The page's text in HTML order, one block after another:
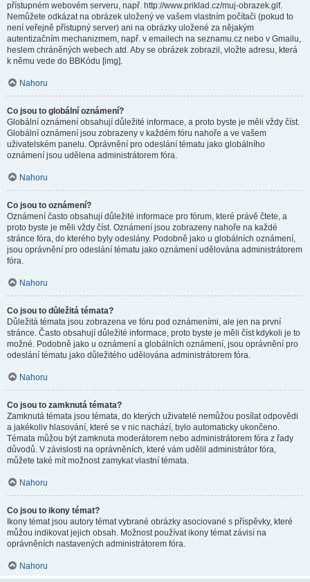
přístupném webovém serveru, např. http://www.priklad.cz/muj-obrazek.gif.
Nemůžete odkázat na obrázek uložený ve vašem vlastním počítači (pokud to
není veřejně přístupný server) ani na obrázky uložené za nějakým
autentizačním mechanizmem, např. v emailech na seznamu.cz nebo v Gmailu,
heslem chráněných webech atd. Aby se obrázek zobrazil, vložte adresu, která
k němu vede do BBKódu [img].
Nahoru
Co jsou to globální oznámení?
Globální oznámení obsahují důležité informace, a proto byste je měli vždy číst.
Globální oznámení jsou zobrazeny v každém fóru nahoře a ve vašem
uživatelském panelu. Oprávnění pro odeslání tématu jako globálního
oznámení jsou udělena administrátorem fóra.
Nahoru
Co jsou to oznámení?
Oznámení často obsahují důležité informace pro fórum, které právě čtete, a
proto byste je měli vždy číst. Oznámení jsou zobrazeny nahoře na každé
stránce fóra, do kterého byly odeslány. Podobně jako u globálních oznámení,
jsou oprávnění pro odeslání tématu jako oznámení udělována administrátorem
fóra.
Nahoru
Co jsou to důležitá témata?
Důležitá témata jsou zobrazena ve fóru pod oznámeními, ale jen na první
stránce. Často obsahují důležité informace, proto byste je měli číst kdykoli je to
možné. Podobně jako u oznámení a globálních oznámení, jsou oprávnění pro
odeslání tématu jako důležitého udělována administrátorem fóra.
Nahoru
Co jsou to zamknutá témata?
Zamknutá témata jsou témata, do kterých uživatelé nemůžou posílat odpovědi
a jakékoliv hlasování, které se v nic nachází, bylo automaticky ukončeno.
Témata můžou být zamknuta moderátorem nebo administrátorem fóra z řady
důvodů. V závislosti na oprávněních, které vám udělil administrátor fóra,
můžete také mít možnost zamykat vlastní témata.
Nahoru
Co jsou to ikony témat?
Ikony témat jsou autory témat vybrané obrázky asociované s příspěvky, které
můžou indikovat jejich obsah. Možnost používat ikony témat závisí na
oprávněních nastavených administrátorem fóra.
Nahoru